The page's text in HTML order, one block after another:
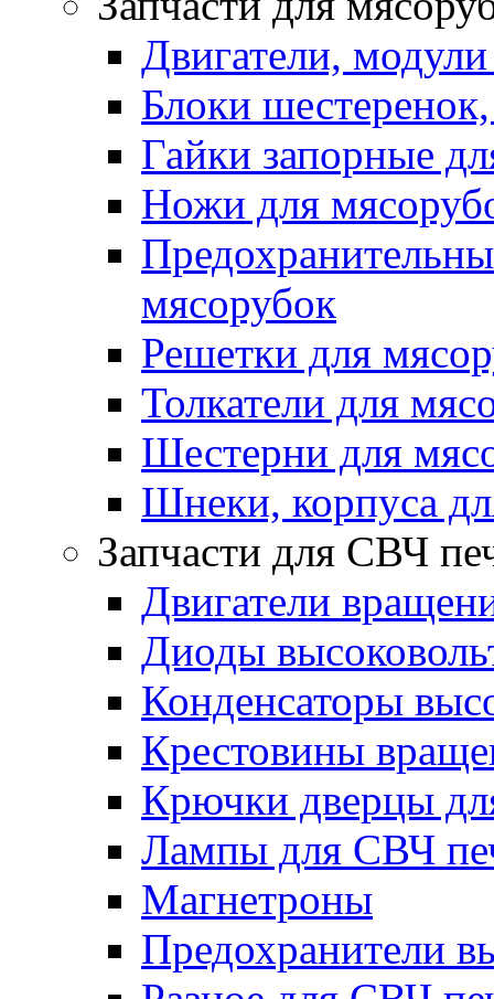
Двигатели,
Блоки
Гайки запорные
Ножи для
мясорубок
Решетки для
Толкатели для
Шестерни для
Шнеки, корпуса
Запчасти для СВЧ
Двигатели
Диоды
Конденсаторы
Крестовины
Крючки дверцы
Лампы для СВЧ
Магнетроны
Предохранители